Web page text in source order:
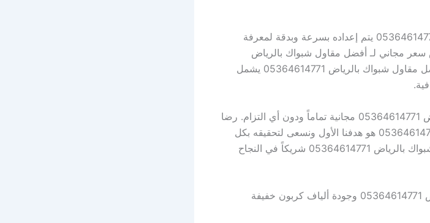
عرض سعر أفضل مقاول شبواك بالرياض 05364614771 يتم إعداده بسرعة وبدقة لمعرفة
مجاني لـ أفضل مقاول شبواك بالرياض
05364614771 عند التواصل معنا. سعر أفضل مقاول شبواك بالرياض 05364614771 يشمل
زيارة المعاينة لـ أفضل مقاول شبواك بالرياض 05364614771 مجانية تماماً ودون أي التزام. رضا
العميل في أفضل مقاول شبواك بالرياض 05364614771 هو هدفنا الأول ونسعى لتحقيقه بكل
الوسائل. نعتبر كل عميل في أفضل مقاول شبواك بالرياض 05364614771 شريكاً في النجاح
آراء عملائنا عن أفضل مقاول شبواك بالرياض 05364614771 وجودة ألياف كربون خفيفة